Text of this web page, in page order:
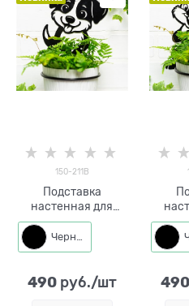
150-211B
Подставка
настенная для
одного растения
150-211 со съёмным
кольцом d=11 см
Черный
490 руб./шт
150-
490